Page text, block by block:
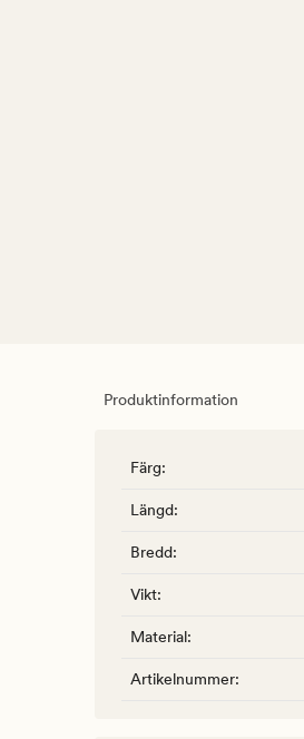
Produktinformation
Färg:
Längd:
Bredd:
Vikt:
Material:
Artikelnummer: